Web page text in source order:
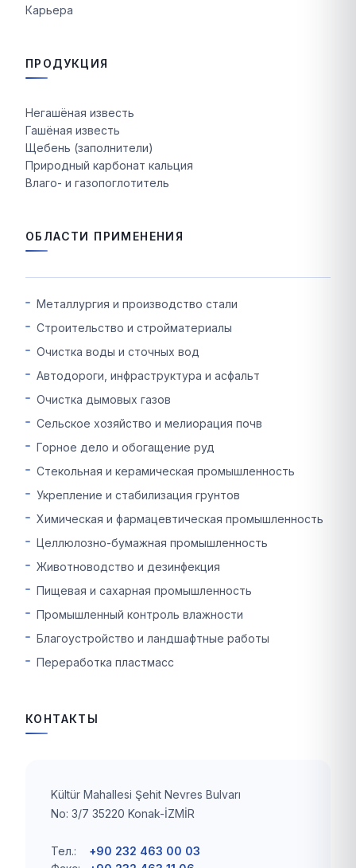
Карьера
ПРОДУКЦИЯ
Негашёная известь
Гашёная известь
Щебень (заполнители)
Природный карбонат кальция
Влаго- и газопоглотитель
ОБЛАСТИ ПРИМЕНЕНИЯ
Металлургия и производство стали
Строительство и стройматериалы
Очистка воды и сточных вод
Автодороги, инфраструктура и асфальт
Очистка дымовых газов
Сельское хозяйство и мелиорация почв
Горное дело и обогащение руд
Стекольная и керамическая промышленность
Укрепление и стабилизация грунтов
Химическая и фармацевтическая промышленность
Целлюлозно-бумажная промышленность
Животноводство и дезинфекция
Пищевая и сахарная промышленность
Промышленный контроль влажности
Благоустройство и ландшафтные работы
Переработка пластмасс
КОНТАКТЫ
Kültür Mahallesi Şehit Nevres Bulvarı
No: 3/7 35220 Konak-İZMİR
Тел.:
+90 232 463 00 03